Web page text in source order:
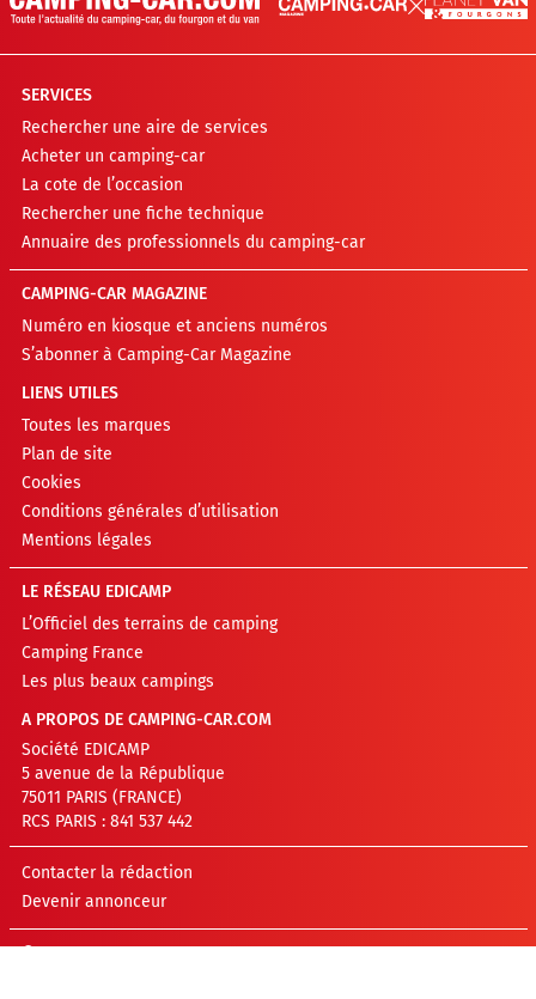
SERVICES
Rechercher une aire de services
Acheter un camping-car
La cote de l’occasion
Rechercher une fiche technique
Annuaire des professionnels du camping-car
CAMPING-CAR MAGAZINE
Numéro en kiosque et anciens numéros
S’abonner à Camping-Car Magazine
LIENS UTILES
Toutes les marques
Plan de site
Cookies
Conditions générales d’utilisation
Mentions légales
LE RÉSEAU EDICAMP
L’Officiel des terrains de camping
Camping France
Les plus beaux campings
A PROPOS DE CAMPING-CAR.COM
Société EDICAMP
5 avenue de la République
75011 PARIS (FRANCE)
RCS PARIS : 841 537 442
Contacter la rédaction
Devenir annonceur
©EDICAMP 2026